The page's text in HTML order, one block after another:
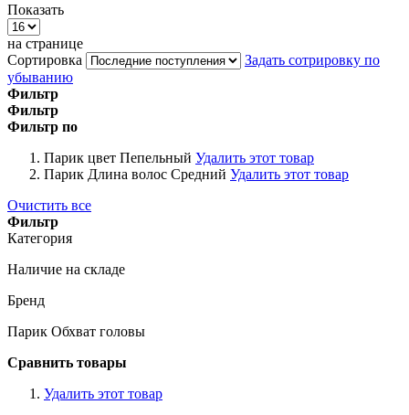
Показать
на странице
Сортировка
Задать сотрировку по
убыванию
Фильтр
Фильтр
Фильтр по
Парик цвет Пепельный Удалить этот товар
Парик Длина волос Средний Удалить этот товар
Очистить все
Фильтр
Категория
Наличие на складе
Бренд
Парик Обхват головы
Сравнить товары
Удалить этот товар